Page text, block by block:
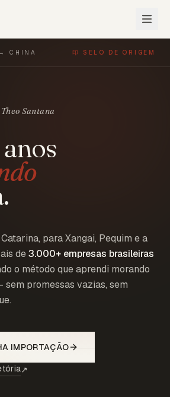
CHINA 印 SELO DE ORIGEM
Santana
para Xangai, Pequim e a
de3.000+ empresas brasileiras
o método que aprendi morando
sem promessas vazias, sem
IMPORTAÇÃO
↗